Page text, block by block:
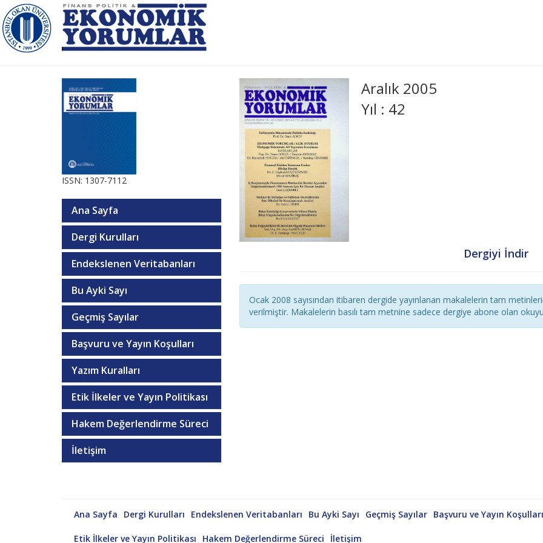
ISSN: 1307-7112
Ana Sayfa
Dergi Kurulları
Endekslenen Veritabanları
Bu Ayki Sayı
Geçmiş Sayılar
Başvuru ve Yayın Koşulları
Yazım Kuralları
Etik İlkeler ve Yayın Politikası
Hakem Değerlendirme Süreci
İletişim
Aralık 2005
Yıl : 42
Dergiyi İndir
Ocak 2008 sayısından itibaren dergide yayınlanan makalelerin tam
verilmiştir. Makalelerin basılı tam metnine sadece dergiye abone olan
Ana Sayfa Dergi Kurulları Endekslenen Veritabanları Bu Ayki Sayı Geçmiş Sayılar Başvuru ve Yayın Koşulları
Etik İlkeler ve Yayın Politikası Hakem Değerlendirme Süreci İletişim